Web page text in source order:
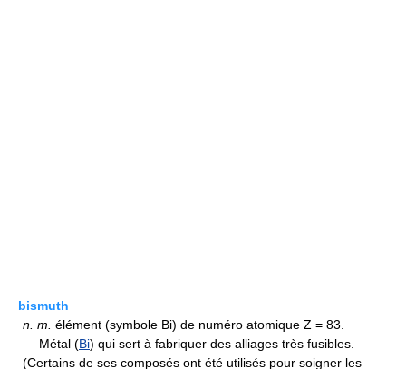
bismuth
n. m. élément (symbole Bi) de numéro atomique Z = 83.
— Métal (Bi) qui sert à fabriquer des alliages très fusibles.
(Certains de ses composés ont été utilisés pour soigner les